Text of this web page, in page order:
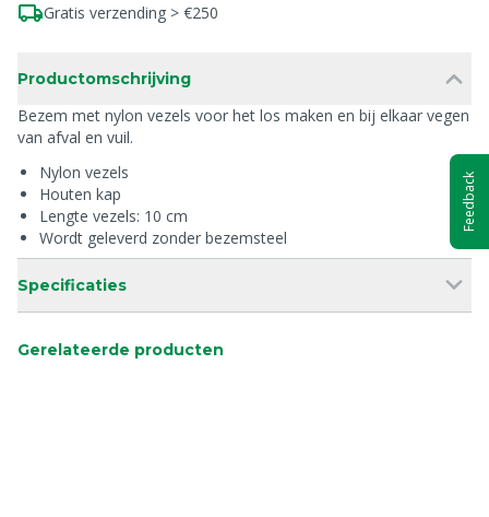
Gratis verzending > €250
Productomschrijving
Bezem met nylon vezels voor het los maken en bij elkaar vegen
van afval en vuil.
Nylon vezels
Houten kap
Lengte vezels: 10 cm
Wordt geleverd zonder bezemsteel
Specificaties
Gerelateerde producten
Feedback